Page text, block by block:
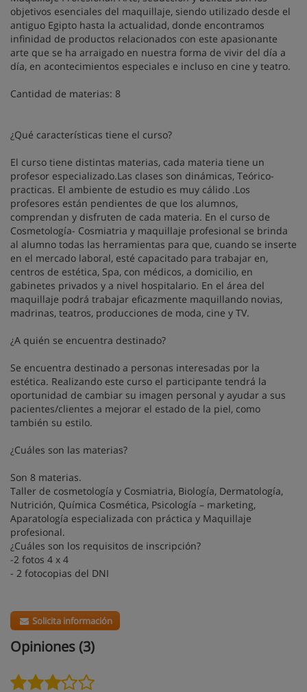
objetivos esenciales del maquillaje, siendo utilizado desde el
antiguo Egipto hasta la actualidad, donde encontramos
infinidad de productos relacionados con este apasionante
arte que se ha arraigado en nuestra forma de vivir del día a
día, en acontecimientos especiales e incluso en cine y teatro.
Cantidad de materias: 8
¿Qué características tiene el curso?
El curso tiene distintas materias, cada materia tiene un
profesor especializado.Las clases son dinámicas, Teórico-
practicas. El ambiente de estudio es muy cálido .Los
profesores están pendientes de que los alumnos,
comprendan y disfruten de cada materia. En el curso de
Cosmetología- Cosmiatria y maquillaje profesional se brinda
al alumno todas las herramientas para que, cuando se inserte
en el mercado laboral, esté capacitado para trabajar en,
centros de estética, Spa, con médicos, a domicilio, en
gabinetes privados y a nivel hospitalario. En el área del
maquillaje podrá trabajar eficazmente maquillando novias,
madrinas, teatros, producciones de moda, cine y TV.
¿A quién se encuentra destinado?
Se encuentra destinado a personas interesadas por la
estética. Realizando este curso el participante tendrá la
oportunidad de cambiar su imagen personal y ayudar a sus
pacientes/clientes a mejorar el estado de la piel, como
también su estilo.
¿Cuáles son las materias?
Son 8 materias.
Taller de cosmetología y Cosmiatria, Biología, Dermatología,
Nutrición, Química Cosmética, Psicología – marketing,
Aparatología especializada con práctica y Maquillaje
profesional.
¿Cuáles son los requisitos de inscripción?
-2 fotos 4 x 4
- 2 fotocopias del DNI
Solicita información
Opiniones (3)